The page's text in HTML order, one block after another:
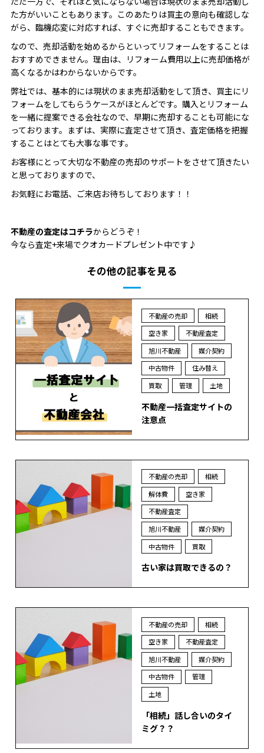
た方がいいこともあります。このあたりは買主の意向も確認しな
がら、臨機応変に対応すれば、すぐに売却することもできます。
なので、売却活動を始めるからといってリフォームをすることは
おすすめできません。理由は、リフォーム費用以上に売却価格が
高くなるかはわからないからです。
弊社では、基本的には現状のまま売却活動をして頂き、買主にリ
フォームをしてもらうケースがほとんどです。購入とリフォーム
を一緒に提案できる会社なので、早期に売却することも可能にな
っております。まずは、実際に査定させて頂き、査定価格を把握
することはとても大事な事です。
お客様にとって大切な不動産の売却のサポートをさせて頂きたい
と思っておりますので、
お気軽にお電話、ご来店お待ちしております！！
不動産の査定はコチラからどうぞ！
今なら査定+来場でクオカードプレゼント中です♪
その他の記事を見る
不動産の売却
相続
空き家
不動産査定
旭川不動産
媒介契約
中古物件
住み替え
買取
管理 土地
不動産一括査定サイトの
注意点
不動産の売却
相続
解体費
空き家
不動産査定
旭川不動産
媒介契約
中古物件
買取
古い家は買取できるの？
不動産の売却
相続
空き家
不動産査定
旭川不動産
媒介契約
中古物件
管理
土地
「相続」話し合いのタイ
ミグ？？